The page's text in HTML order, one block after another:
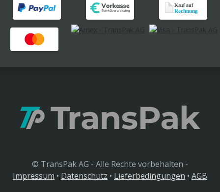
© TransPak AG - Alle Rechte vorbehalten -
Impressum • Datenschutz • Lieferbedingungen • AGB